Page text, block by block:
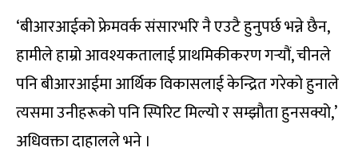
‘बीआरआईको फ्रेमवर्क संसारभरि नै एउटै हुनुपर्छ भन्ने छैन,
हामीले हाम्रो आवश्यकतालाई प्राथमिकीकरण गर्‍यौं, चीनले
पनि बीआरआईमा आर्थिक विकासलाई केन्द्रित गरेको हुनाले
त्यसमा उनीहरूको पनि स्पिरिट मिल्यो र सम्झौता हुनसक्यो,’
अधिवक्ता दाहालले भने ।